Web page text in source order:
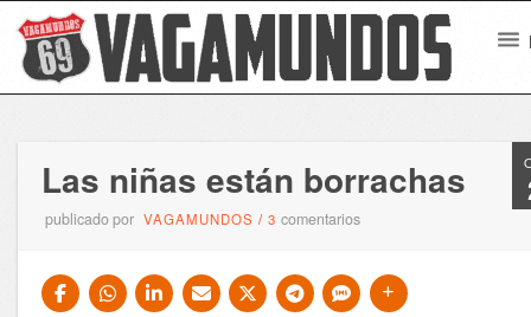
Las niñas están borrachas
publicado por VAGAMUNDOS /3comentarios